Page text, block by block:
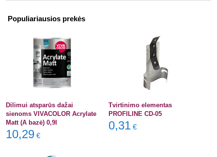
Populiariausios prekės
Dilimui atsparūs dažai
sienoms VIVACOLOR Acrylate
Matt (A bazė) 0,9l
10,29 €
Tvirtinimo elementas
PROFILINE CD-05
0,31 €